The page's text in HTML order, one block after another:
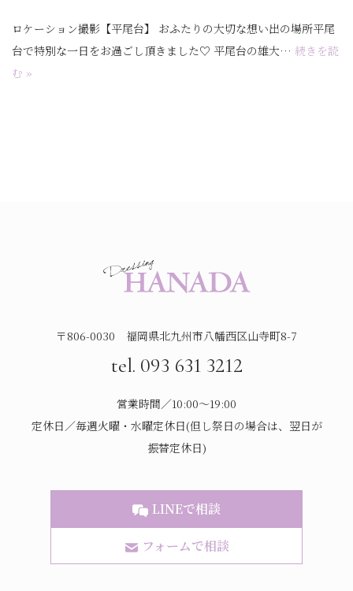
ロケーション撮影【平尾台】 おふたりの大切な想い出の場所平尾
台で特別な一日をお過ごし頂きました♡ 平尾台の雄大… 続きを読
む »
〒806-0030 福岡県北九州市八幡西区山寺町8-7
tel. 093 631 3212
営業時間／10:00～19:00
定休日／毎週火曜・水曜定休日(但し祭日の場合は、翌日が
振替定休日)
LINEで相談
フォームで相談